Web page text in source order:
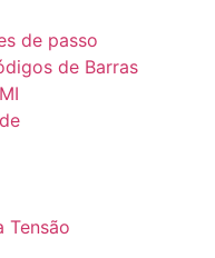
de passo
de Barras
Tensão